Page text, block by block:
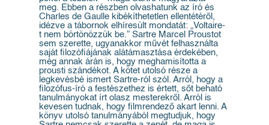
meg. Ebben a részben olvashatunk az író és
Charles de Gaulle kibékíthetetlen ellentétéről,
idézve a tábornok elhíresült mondatát: „Voltaire-
t nem börtönözzük be.” Sartre Marcel Proustot
sem szerette, ugyanakkor művét felhasználta
saját filozófiájának alátámasztása érdekében,
még annak árán is, hogy meghamisította a
prousti szándékot. A kötet utolsó része a
legkevésbé ismert Sartre-ról szól. Arról, hogy a
filozófus-író a festészethez is értett, sőt beható
tanulmányokat írt olasz mesterekről. Arról is
kevesen tudnak, hogy filmrendező akart lenni. A
könyv utolsó tanulmányából megtudjuk, hogy